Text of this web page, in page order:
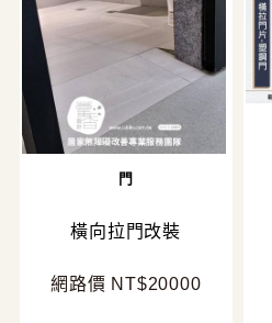
門
橫向拉門改裝
網路價 NT$20000